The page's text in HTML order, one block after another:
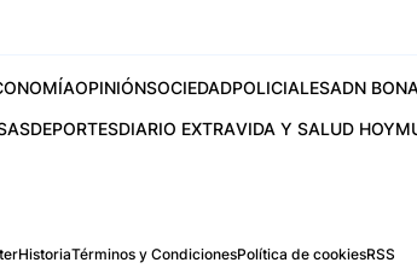
OPINIÓNSOCIEDADPOLICIALESADN
DEPORTESDIARIO EXTRAVIDA Y SALUD HOY
HistoriaTérminos y CondicionesPolítica de cookiesRSS